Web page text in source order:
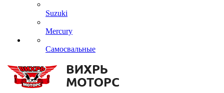
Suzuki
Mercury
Самосвальные